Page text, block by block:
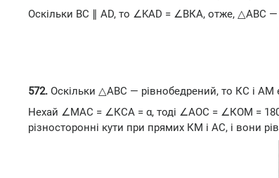
Оскільки ВС ∥ AD, то ∠KAD = ∠ВКА, отже, △АВС
572. Оскільки △АВС — рівнобедрений, то КС і AM
Нехай ∠МАС = ∠КСА = α, тоді ∠АОС = ∠КОМ =
різносторонні кути при прямих КМ і АС, і вони